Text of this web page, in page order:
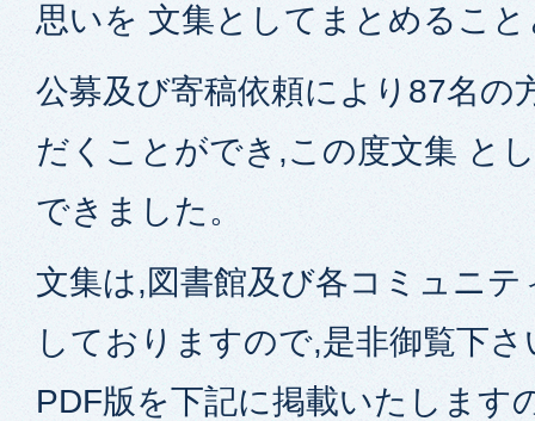
思いを 文集としてまとめるこ
公募及び寄稿依頼により87名の
だくことができ,この度文集 と
できました。
文集は,図書館及び各コミュニ
しておりますので,是非御覧下
PDF版を下記に掲載いたします